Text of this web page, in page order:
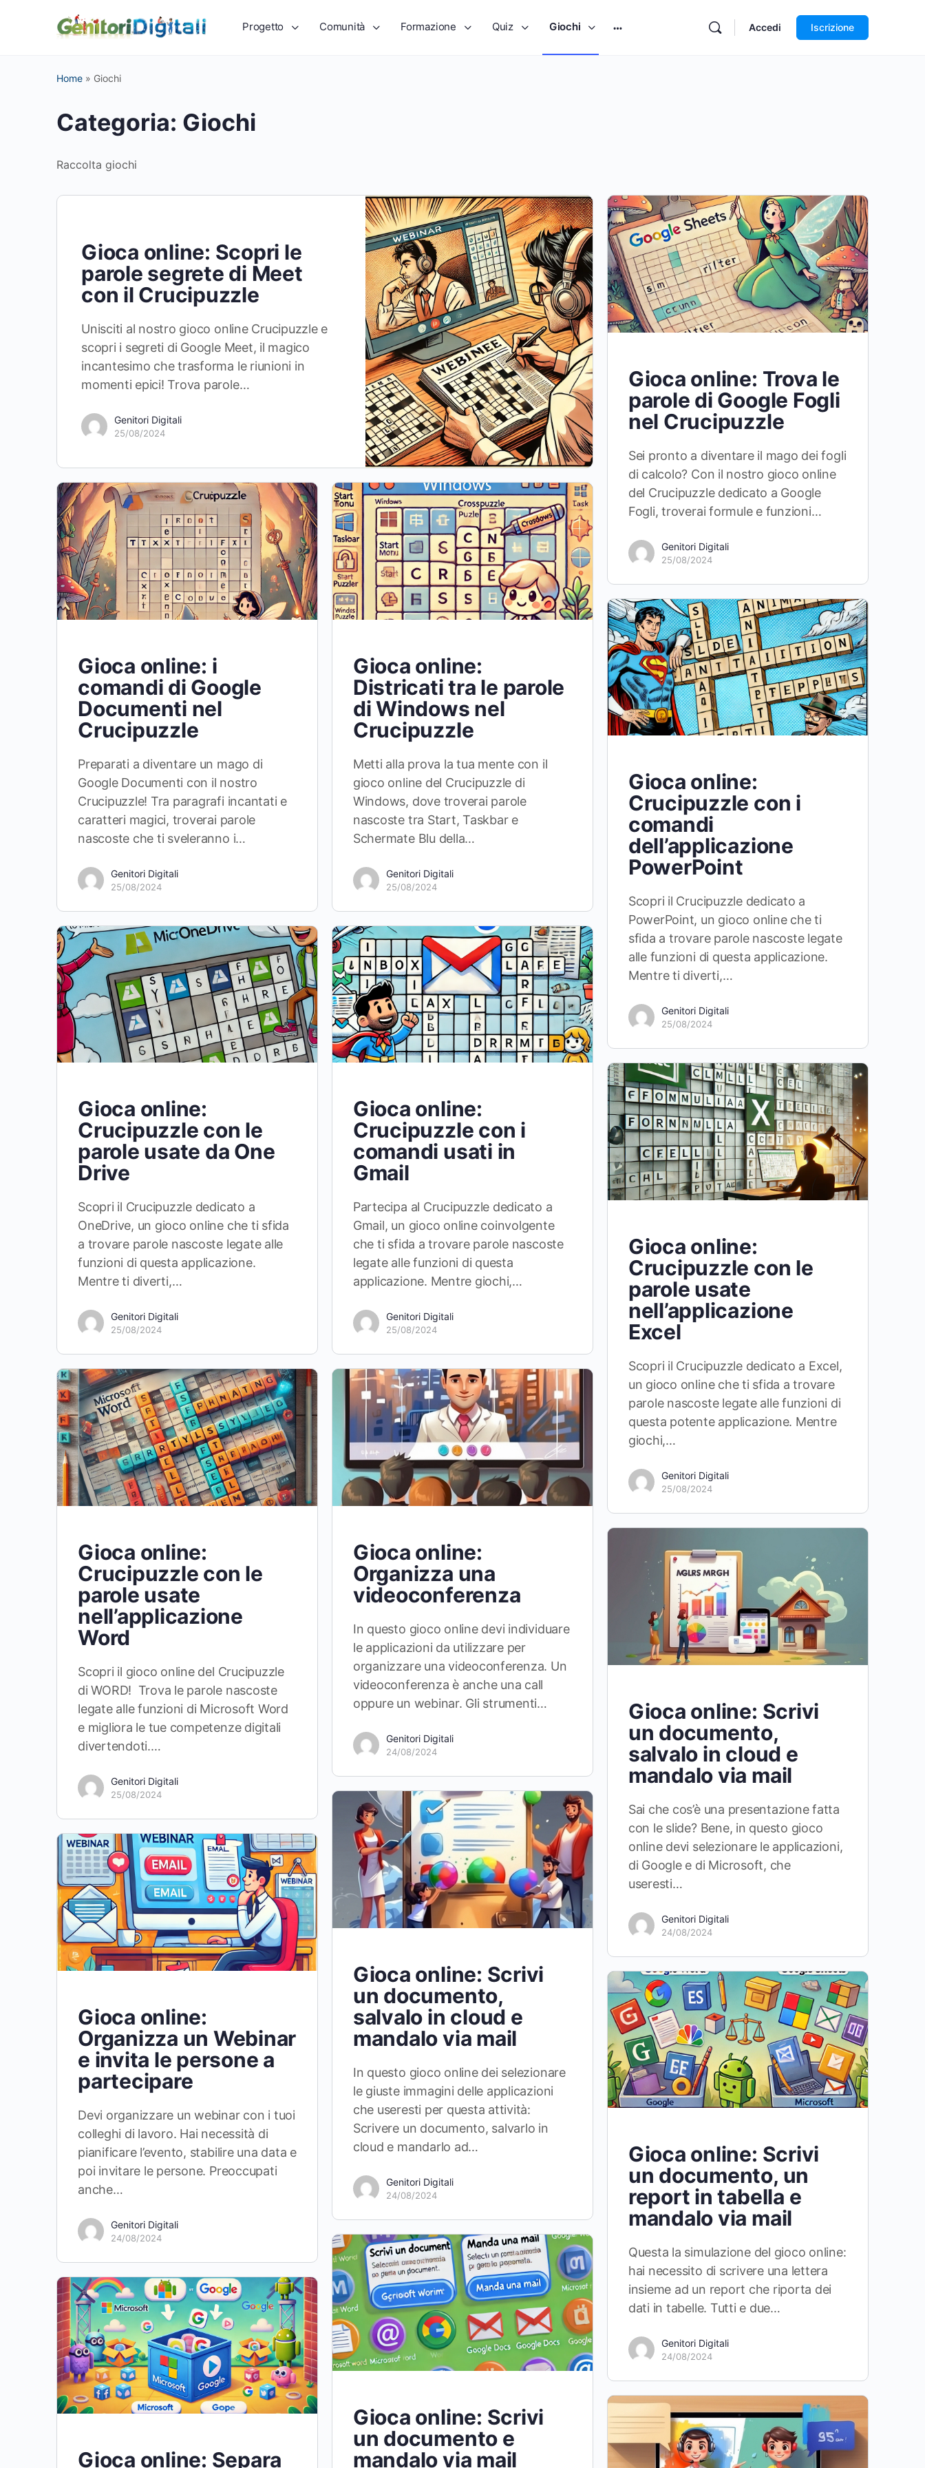
Progetto Comunità Formazione Quiz Giochi Accedi Iscrizione
Home » Giochi
Categoria: Giochi
Raccolta giochi
Gioca online: Scopri le
parole segrete di Meet
con il Crucipuzzle
Unisciti al nostro gioco online Crucipuzzle e
scopri i segreti di Google Meet, il magico
incantesimo che trasforma le riunioni in
momenti epici! Trova parole…
Genitori Digitali
25/08/2024
Gioca online: Trova le
parole di Google Fogli
nel Crucipuzzle
Sei pronto a diventare il mago dei fogli
di calcolo? Con il nostro gioco online
del Crucipuzzle dedicato a Google
Fogli, troverai formule e funzioni…
Genitori Digitali
25/08/2024
Gioca online: i
comandi di Google
Documenti nel
Crucipuzzle
Preparati a diventare un mago di
Google Documenti con il nostro
Crucipuzzle! Tra paragrafi incantati e
caratteri magici, troverai parole
nascoste che ti sveleranno i…
Genitori Digitali
25/08/2024
Gioca online:
Districati tra le parole
di Windows nel
Crucipuzzle
Metti alla prova la tua mente con il
gioco online del Crucipuzzle di
Windows, dove troverai parole
nascoste tra Start, Taskbar e
Schermate Blu della…
Genitori Digitali
25/08/2024
Gioca online:
Crucipuzzle con i
comandi
dell’applicazione
PowerPoint
Scopri il Crucipuzzle dedicato a
PowerPoint, un gioco online che ti
sfida a trovare parole nascoste legate
alle funzioni di questa applicazione.
Mentre ti diverti,…
Genitori Digitali
25/08/2024
Gioca online:
Crucipuzzle con le
parole usate da One
Drive
Scopri il Crucipuzzle dedicato a
OneDrive, un gioco online che ti sfida
a trovare parole nascoste legate alle
funzioni di questa applicazione.
Mentre ti diverti,…
Genitori Digitali
25/08/2024
Gioca online:
Crucipuzzle con i
comandi usati in
Gmail
Partecipa al Crucipuzzle dedicato a
Gmail, un gioco online coinvolgente
che ti sfida a trovare parole nascoste
legate alle funzioni di questa
applicazione. Mentre giochi,…
Genitori Digitali
25/08/2024
Gioca online:
Crucipuzzle con le
parole usate
nell’applicazione
Excel
Scopri il Crucipuzzle dedicato a Excel,
un gioco online che ti sfida a trovare
parole nascoste legate alle funzioni di
questa potente applicazione. Mentre
giochi,…
Genitori Digitali
25/08/2024
Gioca online:
Crucipuzzle con le
parole usate
nell’applicazione
Word
Scopri il gioco online del Crucipuzzle
di WORD! Trova le parole nascoste
legate alle funzioni di Microsoft Word
e migliora le tue competenze digitali
divertendoti.…
Genitori Digitali
25/08/2024
Gioca online:
Organizza una
videoconferenza
In questo gioco online devi individuare
le applicazioni da utilizzare per
organizzare una videoconferenza. Un
videoconferenza è anche una call
oppure un webinar. Gli strumenti…
Genitori Digitali
24/08/2024
Gioca online: Scrivi
un documento,
salvalo in cloud e
mandalo via mail
Sai che cos’è una presentazione fatta
con le slide? Bene, in questo gioco
online devi selezionare le applicazioni,
di Google e di Microsoft, che
useresti…
Genitori Digitali
24/08/2024
Gioca online: Scrivi
un documento,
salvalo in cloud e
mandalo via mail
In questo gioco online dei selezionare
le giuste immagini delle applicazioni
che useresti per questa attività:
Scrivere un documento, salvarlo in
cloud e mandarlo ad…
Genitori Digitali
24/08/2024
Gioca online:
Organizza un Webinar
e invita le persone a
partecipare
Devi organizzare un webinar con i tuoi
colleghi di lavoro. Hai necessità di
pianificare l’evento, stabilire una data e
poi invitare le persone. Preoccupati
anche…
Genitori Digitali
24/08/2024
Gioca online: Scrivi
un documento, un
report in tabella e
mandalo via mail
Questa la simulazione del gioco online:
hai necessito di scrivere una lettera
insieme ad un report che riporta dei
dati in tabelle. Tutti e due…
Genitori Digitali
24/08/2024
Gioca online: Scrivi
un documento e
mandalo via mail
Gioca online: Separa